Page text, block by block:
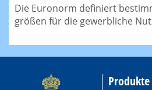
Die Euronorm definiert
größen für die gewerbliche
Produkte